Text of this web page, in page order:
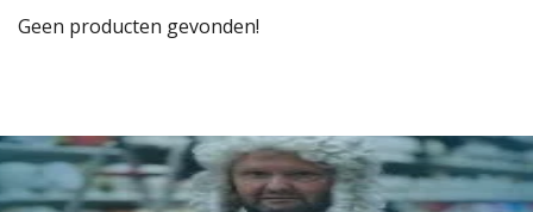
Geen producten gevonden!